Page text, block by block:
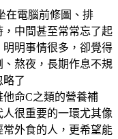
在電腦前修圖、排
中間甚至常常忘了起
明事情很多，卻覺得
熬夜，長期作息不規
略了
命C之類的營養補
很重要的一環尤其像
外食的人，更希望能